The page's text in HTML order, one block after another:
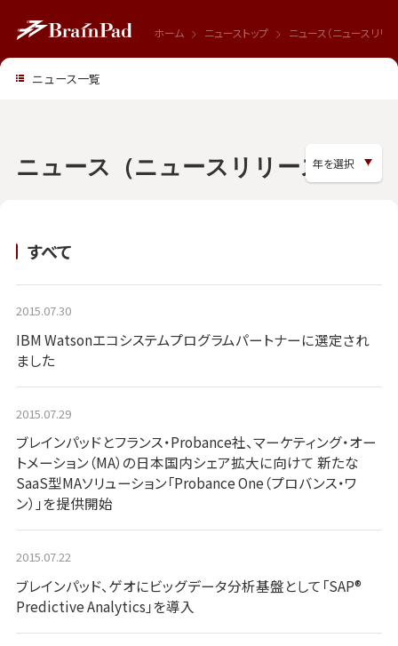
ホーム ニューストップ ニュース（ニュースリリー
ニュース（ニュースリリース）
すべて
2015.07.30
IBM Watsonエコシステムプログラムパートナーに選定され
ました
2015.07.29
ブレインパッドとフランス・Probance社、マーケティング・オー
トメーション（MA）の日本国内シェア拡大に向けて 新たな
SaaS型MAソリューション「Probance One（プロバンス・ワ
ン）」を提供開始
2015.07.22
ブレインパッド、ゲオにビッグデータ分析基盤として「SAP®
Predictive Analytics」を導入
ニュース一覧